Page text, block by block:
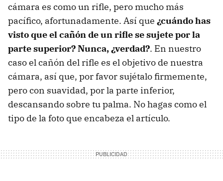
cámara es como un rifle, pero mucho más
pacífico, afortunadamente. Así que ¿cuándo has
visto que el cañón de un rifle se sujete por la
parte superior? Nunca, ¿verdad?. En nuestro
caso el cañón del rifle es el objetivo de nuestra
cámara, así que, por favor sujétalo firmemente,
pero con suavidad, por la parte inferior,
descansando sobre tu palma. No hagas como el
tipo de la foto que encabeza el artículo.